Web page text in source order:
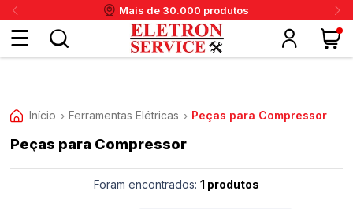
Mais de 30.000 produtos
Início › Ferramentas Elétricas › Peças para Compressor
Peças para Compressor
Foram encontrados: 1 produtos